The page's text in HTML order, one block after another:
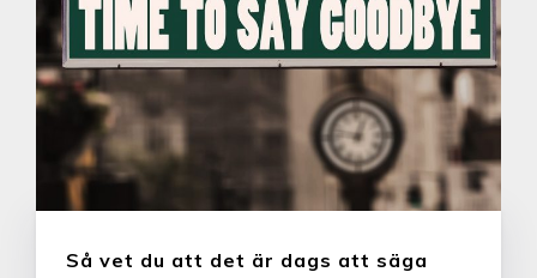
Så vet du att det är dags att säga